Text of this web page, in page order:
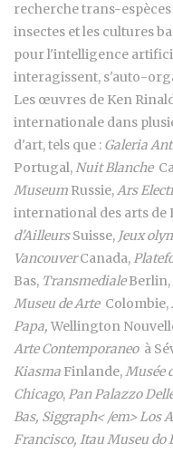
recherche trans-
insectes et les cultures
pour l'intelligence
interagissent, s'auto-
Les œuvres de Ken
internationale dans
d'art, tels que : Galeria
Portugal,Nuit Blanche
Museum Russie,Ars
international des arts de
d'AilleursSuisse, Jeux
VancouverCanada,
Bas, TransmedialeBerlin,
Museu de ArteColombie,
Papa, Wellington
Arte Contemporaneoà
Kiasma Finlande,Musée
Chicago,Pan Palazzo
Bas, Siggraph< /em> Los
Francisco, Itau Museu do